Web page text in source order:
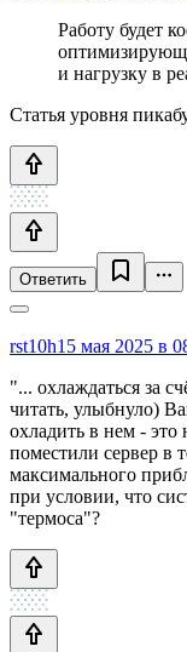
Работу будет
и нагрузку в
Статья уровня
Ответить
rst10h15 мая 2025 в
"... охлаждаться за
читать, улыбнуло)
охладить в нем - это
поместили сервер в
максимального
при условии, что
"термоса"?